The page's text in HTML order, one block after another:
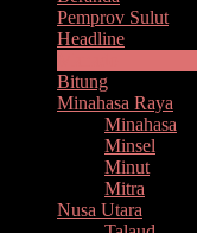
Pemprov Sulut
Headline
Bitung
Minahasa Raya
Minahasa
Minsel
Minut
Mitra
Nusa Utara